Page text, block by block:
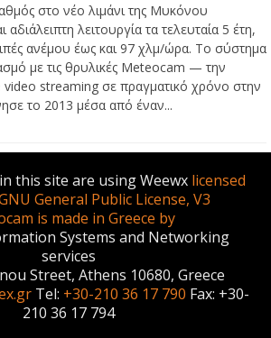
στο νέο λιμάνι της Μυκόνου
αδιάλειπτη λειτουργία τα τελευταία 5 έτη,
ανέμου έως και 97 χλμ/ώρα. Το σύστημα
με τις θρυλικές Meteocam — την
streaming σε πραγματικό χρόνο στην
το 2013 μέσα από έναν...
this site are using Weewx licensed
General Public License, V3
is made in Greece by
Systems and Networking
services
Street, Athens 10680, Greece
Tel: +30-210 36 17 790 Fax: +30-
210 36 17 794